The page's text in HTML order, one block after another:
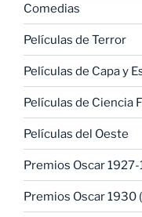
Comedias
Películas de Terror
Películas de Capa y
Películas de Ciencia
Películas del Oeste
Premios Oscar
Premios Oscar 1930